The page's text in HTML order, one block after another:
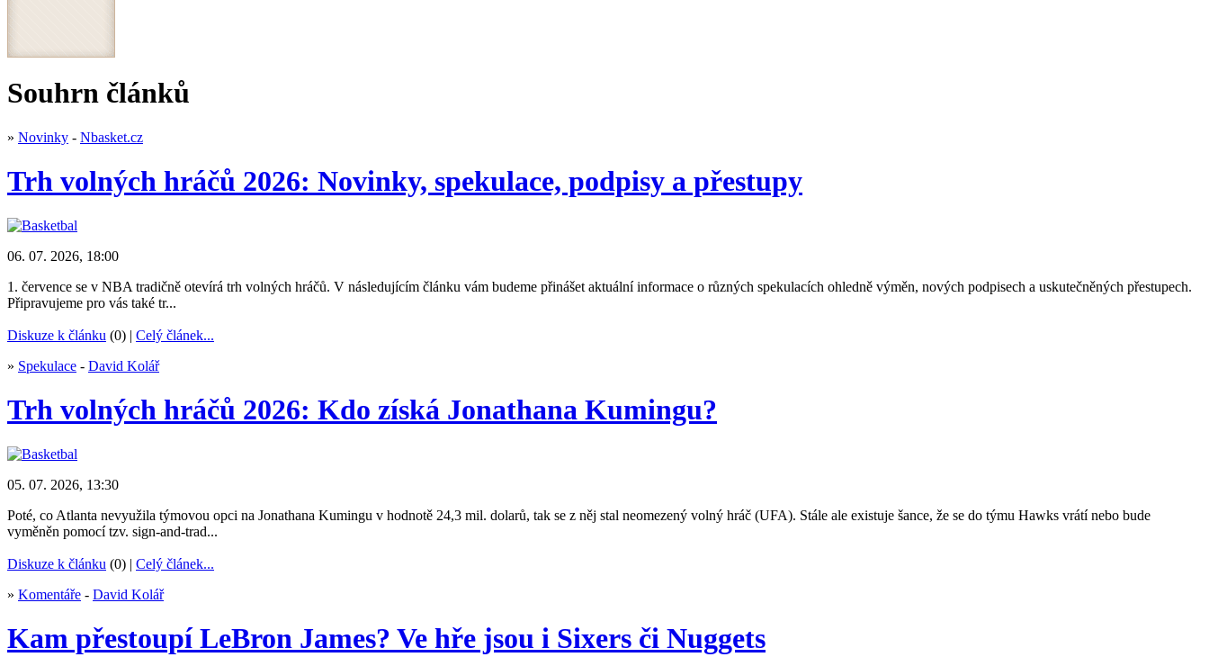
Souhrn článků
» Novinky - Nbasket.cz
Trh volných hráčů 2026: Novinky, spekulace, podpisy a přestupy
06. 07. 2026, 18:00
1. července se v NBA tradičně otevírá trh volných hráčů. V následujícím článku vám budeme přinášet aktuální informace o různých spekulacích ohledně výměn, nových podpisech a uskutečněných přestupech.
Připravujeme pro vás také tr...
Diskuze k článku (0) | Celý článek...
» Spekulace - David Kolář
Trh volných hráčů 2026: Kdo získá Jonathana Kumingu?
05. 07. 2026, 13:30
Poté, co Atlanta nevyužila týmovou opci na Jonathana Kumingu v hodnotě 24,3 mil. dolarů, tak se z něj stal neomezený volný hráč (UFA). Stále ale existuje šance, že se do týmu Hawks vrátí nebo bude
vyměněn pomocí tzv. sign-and-trad...
Diskuze k článku (0) | Celý článek...
» Komentáře - David Kolář
Kam přestoupí LeBron James? Ve hře jsou i Sixers či Nuggets